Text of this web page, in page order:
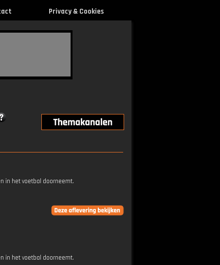
Privacy & Cookies
in het voetbal doorneemt.
in het voetbal doorneemt.